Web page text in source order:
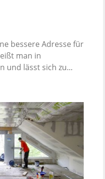
bessere Adresse für
man in
und lässt sich zu...